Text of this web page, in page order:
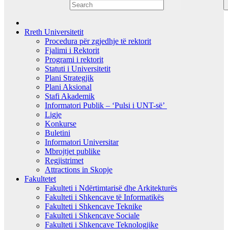
Rreth Universitetit
Procedura për zgjedhje të rektorit
Fjalimi i Rektorit
Programi i rektorit
Statuti i Universitetit
Plani Strategjik
Plani Aksional
Stafi Akademik
Informatori Publik – ‘Pulsi i UNT-së’
Ligje
Konkurse
Buletini
Informatori Universitar
Mbrojtjet publike
Regjistrimet
Attractions in Skopje
Fakultetet
Fakulteti i Ndërtimtarisë dhe Arkitekturës
Fakulteti i Shkencave të Informatikës
Fakulteti i Shkencave Teknike
Fakulteti i Shkencave Sociale
Fakulteti i Shkencave Teknologjike